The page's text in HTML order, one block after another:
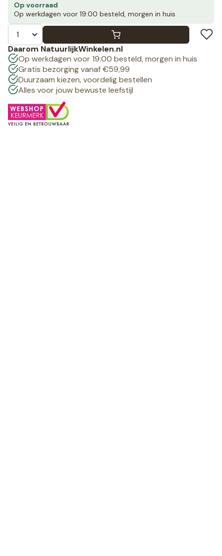
Op voorraad
Op werkdagen voor 19:00 besteld, morgen in huis
Daarom NatuurlijkWinkelen.nl
Op werkdagen voor 19:00 besteld, morgen in huis
Gratis bezorging vanaf €59,99
Duurzaam kiezen, voordelig bestellen
Alles voor jouw bewuste leefstijl